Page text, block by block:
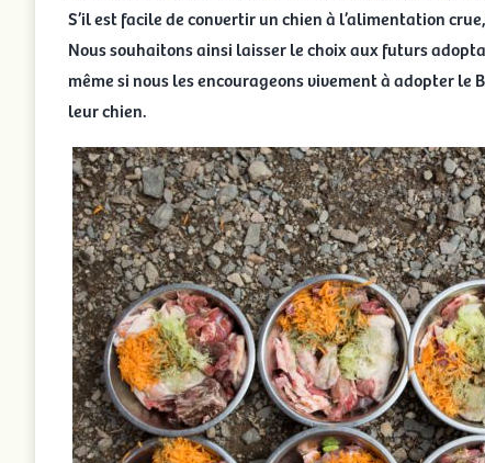
S’il est facile de convertir un chien à l’alimentation
Nous souhaitons ainsi laisser le choix aux futurs
même si nous les encourageons vivement à adopter
leur chien.